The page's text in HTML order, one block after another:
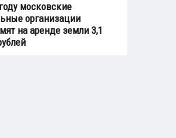
московские
организации
на аренде земли 3,1